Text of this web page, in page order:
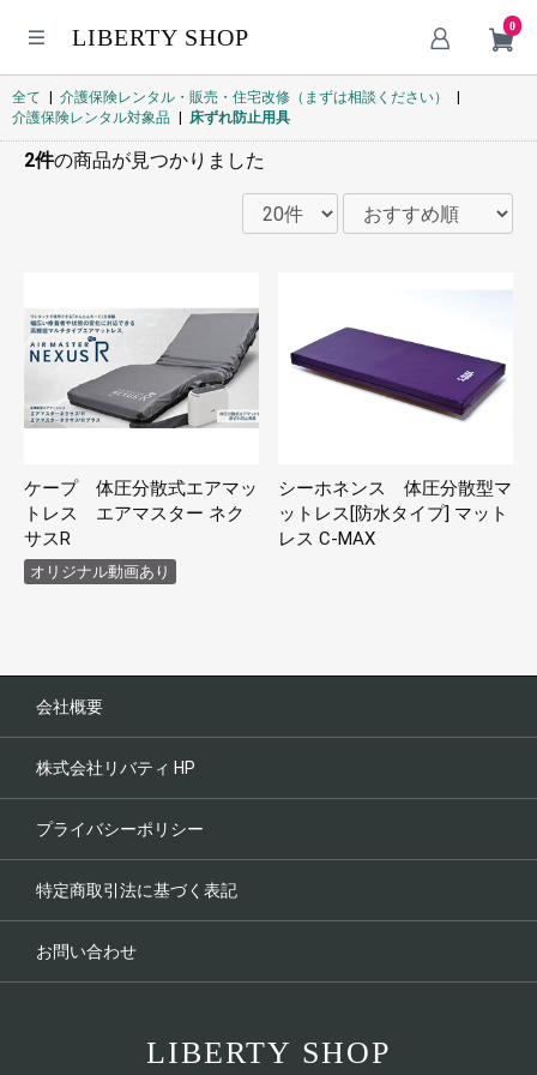
LIBERTY SHOP 0
全て 介護保険レンタル・販売・住宅改修（まずは相談ください）
介護保険レンタル対象品
床ずれ防止用具
2件の商品が見つかりました
ケープ 体圧分散式エアマッ
トレス エアマスター ネク
サスR
オリジナル動画あり
シーホネンス 体圧分散型マ
ットレス[防水タイプ] マット
レス C-MAX
LIBERTY SHOP
会社概要
株式会社リバティ HP
プライバシーポリシー
特定商取引法に基づく表記
お問い合わせ